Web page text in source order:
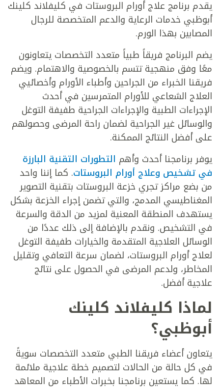
يقدم برنامج علاج أورام البروستات في كليفلاند كلينك
أبوظبي خدمات الرعاية والدعم المتخصصة للرجال
المصابين بهذا الورم.
يضم البرنامج فريقاً طبياً متعدد التخصصات يتعاونون
معًا وفق منهجية تتسم بالخصوصية والاهتمام. ويضم
فريقنا الخبراء من الجراحين وأطباء الأورام وأخصائيي
العلاج الشعاعي للأورام المتمرسين في أحدث
الإجراءات الطبية والإجراءات الجراحية طفيفة التوغل
والوسائل غير الجراحية لضمان راحة المرضى وحصولهم
على أفضل النتائج الممكنة.
يوفر برنامجنا أحدث وأهم التطورات التقنية البارزة
في تشخيص وعلاج أورام البروستات. كما إننا واحد
من بضع مراكز تجري خزعة البروستات بتقنية التصوير
المغناطيسي المدمج، والتي تضمن إجراء الخزعة بشكل
يستهدف المنطقة المعنية لمزيد من الدقة والسرعة
في التشخيص. ونقدم بالإضافة إلى ذلك عددًا من
الوسائل العلاجية المتقدمة والخيارات طفيفة التوغل
لعلاج أورام البروستات، لضمان سرعة التعافي وتقليل
المخاطر، ولدعم المرضى في الحصول على نتائج
علاجية أفضل.
لماذا كليفلاند كلينك
أبوظبي؟
يتعاون أعضاء فريقنا الطبي متعدد التخصصات سويةً
في كل حالة من الحالات لتصميم خطة علاجية ملائمة
لها. كما يستعين برنامجنا بخبرات الأطباء من المعاهد